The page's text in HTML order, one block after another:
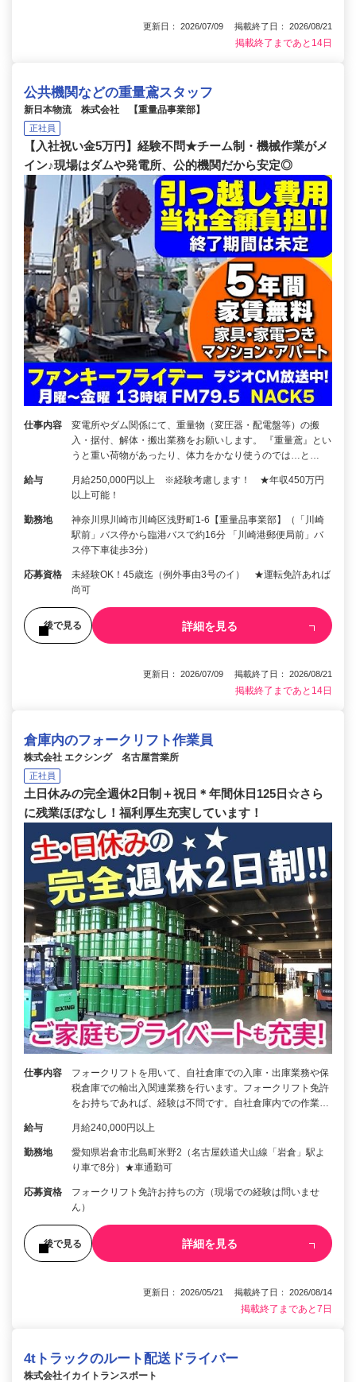
更新日： 2026/07/09 掲載終了日： 2026/08/21
掲載終了まであと14日
公共機関などの重量鳶スタッフ
新日本物流 株式会社 【重量品事業部】
正社員
【入社祝い金5万円】経験不問★チーム制・機械作業がメ
イン♪現場はダムや発電所、公的機関だから安定◎
仕事内容
変電所やダム関係にて、重量物（変圧器・配電盤等）の搬
入・据付、解体・搬出業務をお願いします。 『重量鳶』とい
うと重い荷物があったり、体力をかなり使うのでは…と…
給与
月給250,000円以上 ※経験考慮します！ ★年収450万円
以上可能！
勤務地
神奈川県川崎市川崎区浅野町1-6【重量品事業部】（「川崎
駅前」バス停から臨港バスで約16分 「川崎港郵便局前」バ
ス停下車徒歩3分）
応募資格
未経験OK！45歳迄（例外事由3号のイ） ★運転免許あれば
尚可
後で見る 詳細を見る
更新日： 2026/07/09 掲載終了日： 2026/08/21
掲載終了まであと14日
倉庫内のフォークリフト作業員
株式会社 エクシング 名古屋営業所
正社員
土日休みの完全週休2日制＋祝日＊年間休日125日☆さら
に残業ほぼなし！福利厚生充実しています！
仕事内容
フォークリフトを用いて、自社倉庫での入庫・出庫業務や保
税倉庫での輸出入関連業務を行います。フォークリフト免許
をお持ちであれば、経験は不問です。自社倉庫内での作業…
給与 月給240,000円以上
勤務地
愛知県岩倉市北島町米野2（名古屋鉄道犬山線「岩倉」駅よ
り車で8分）★車通勤可
応募資格
フォークリフト免許お持ちの方（現場での経験は問いませ
ん）
後で見る 詳細を見る
更新日： 2026/05/21 掲載終了日： 2026/08/14
掲載終了まであと7日
4tトラックのルート配送ドライバー
株式会社イカイトランスポート